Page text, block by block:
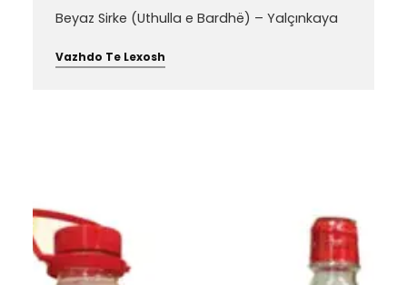
Beyaz Sirke (Uthulla e Bardhë) – Yalçınkaya
Vazhdo Te Lexosh